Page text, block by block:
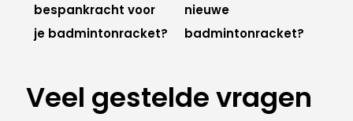
bespankracht voor
je badmintonracket?
nieuwe
badmintonracket?
Veel gestelde vragen